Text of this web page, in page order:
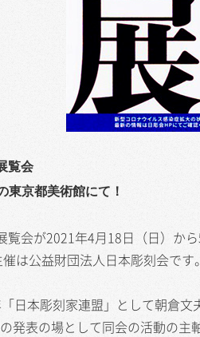
覧会
東京都美術館にて！
会が2021年4月18日（日）か
は公益財団法人日本彫刻会です。
日本彫刻家連盟」として朝倉
の発表の場として同会の活動の